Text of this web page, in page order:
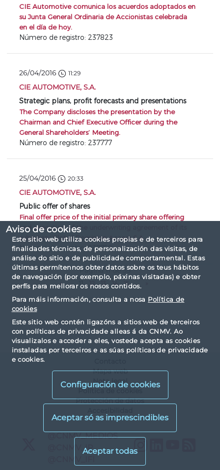
Aviso de cookies
Este sitio web utiliza cookies propias e de terceiros para
finalidades técnicas, de personalización das visitas, de
análise do sitio e de publicidade comportamental. Estas
últimas permítennos obter datos sobre os teus hábitos
de navegación (por exemplo, páxinas visitadas) e obter
perfís para mellorar os nosos contidos.
Para máis información, consulta a nosa Política de
cookies
Este sitio web contén ligazóns a sitios web de terceiros
con políticas de privacidade alleas á da CNMV. Ao
visualizalos e acceder a eles, vostede acepta as cookies
instaladas por terceiros e as súas políticas de privacidade
e cookies.
Configuración de cookies
CIE Automotive comunica los acuerdos adoptados en
su Junta General Ordinaria de Accionistas celebrada
en el día de hoy.
Número de registro: 237823
26/04/2016 11:29
CIE AUTOMOTIVE, S.A.
Strategic plans, profit forecasts and presentations
The Company discloses the presentation by the
Chairman and Chief Executive Officer during the
General Shareholders’ Meeting.
Número de registro: 237777
25/04/2016 20:33
CIE AUTOMOTIVE, S.A.
Public offer of shares
Final offer price of the initial primary share offering
and execution of the underwriting agreement of its
subsidiary Global Dominion Access S.A..
Número de registro: 237759
Página 11 de 55
« ... 11 12 13 14 15 ...
Mapa web
Nota legal
Política de cookies
Protección de datos
X@CNMV_MEDIOS
@CNMV_IP